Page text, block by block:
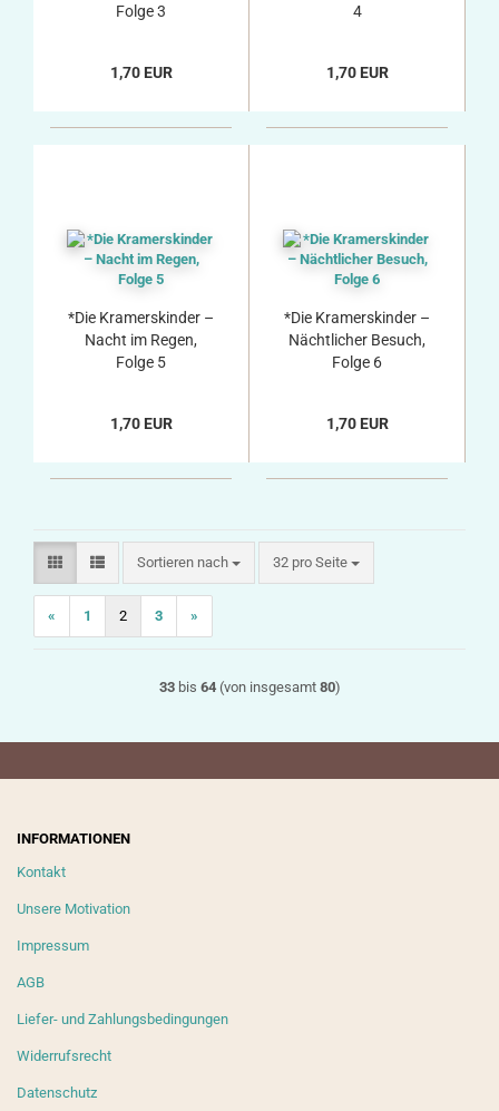
Folge 3
1,70 EUR
4
1,70 EUR
*Die Kramerskinder –
Nacht im Regen,
Folge 5
1,70 EUR
*Die Kramerskinder –
Nächtlicher Besuch,
Folge 6
1,70 EUR
Sortieren nach
Sortieren nach 32 pro Seite
pro Seite
« 1 2 3 »
33bis 64(von insgesamt 80)
INFORMATIONEN
Kontakt
Unsere Motivation
Impressum
AGB
Liefer- und Zahlungsbedingungen
Widerrufsrecht
Datenschutz